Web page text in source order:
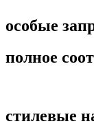
особые
полное
стилевые